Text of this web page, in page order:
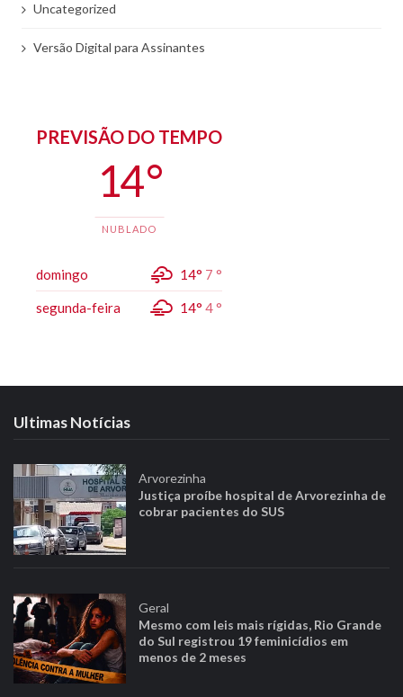
Uncategorized
Versão Digital para Assinantes
PREVISÃO DO TEMPO
14 °
NUBLADO
domingo 14° 7 °
segunda-feira 14° 4 °
Ultimas Notícias
Arvorezinha
Justiça proíbe hospital de Arvorezinha de
cobrar pacientes do SUS
Geral
Mesmo com leis mais rígidas, Rio Grande
do Sul registrou 19 feminicídios em
menos de 2 meses